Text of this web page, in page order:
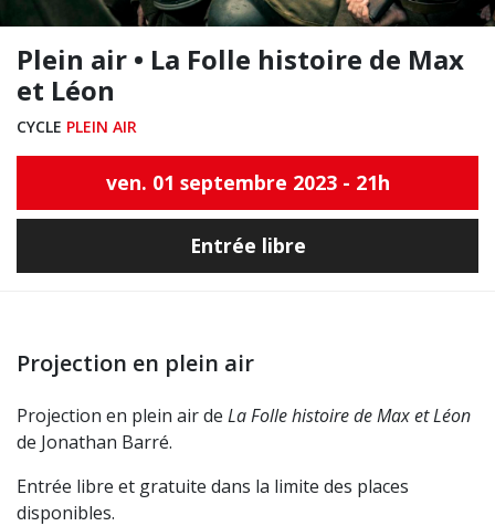
Plein air • La Folle histoire de Max
et Léon
CYCLE PLEIN AIR
ven. 01 septembre 2023 - 21h
Entrée libre
Projection en plein air
Projection en plein air de La Folle histoire de Max et Léon
de Jonathan Barré.
Entrée libre et gratuite dans la limite des places
disponibles.